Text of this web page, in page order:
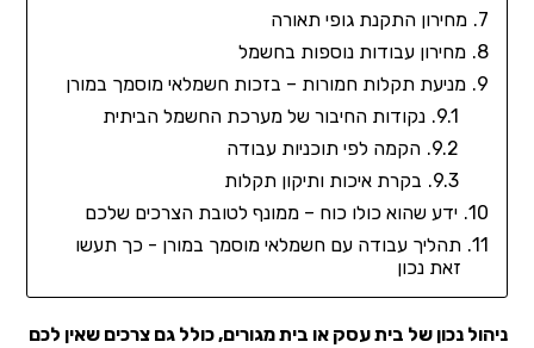
מחירון התקנת גופי תאורה
מחירון עבודות נוספות בחשמל
מניעת תקלות חמורות – בזכות חשמלאי מוסמך במורן
נקודות החיבור של מערכת החשמל הביתית
הקמה לפי תוכניות עבודה
בקרת איכות ותיקון תקלות
ידע שהוא כולו כוח – ממונף לטובת הצרכים שלכם
תהליך עבודה עם חשמלאי מוסמך במורן - כך תעשו
זאת נכון
ניהול נכון של בית עסק או בית מגורים, כולל גם צרכים שאין לכם